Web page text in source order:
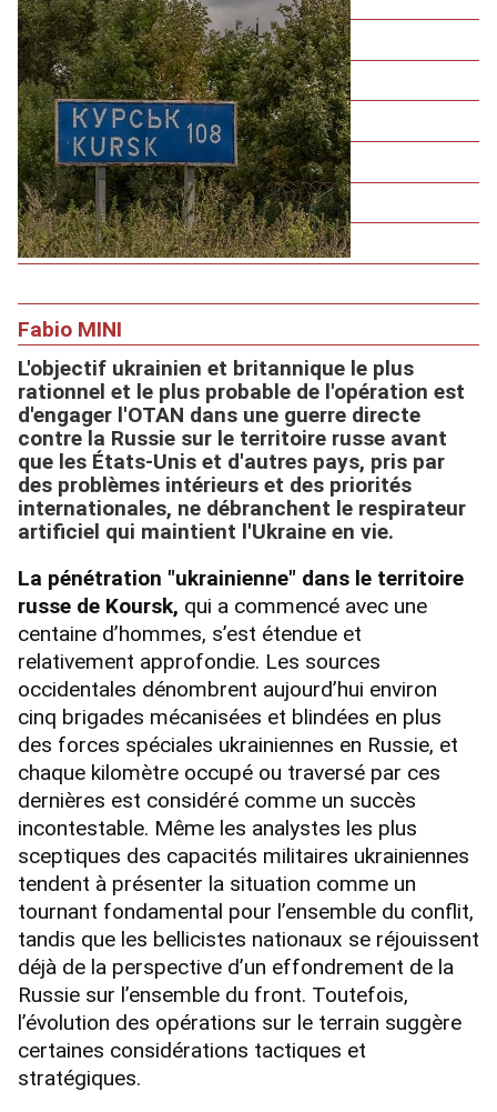
Fabio MINI
L'objectif ukrainien et britannique le plus
rationnel et le plus probable de l'opération est
d'engager l'OTAN dans une guerre directe
contre la Russie sur le territoire russe avant
que les États-Unis et d'autres pays, pris par
des problèmes intérieurs et des priorités
internationales, ne débranchent le respirateur
artificiel qui maintient l'Ukraine en vie.
La pénétration "ukrainienne" dans le territoire
russe de Koursk, qui a commencé avec une
centaine d’hommes, s’est étendue et
relativement approfondie. Les sources
occidentales dénombrent aujourd’hui environ
cinq brigades mécanisées et blindées en plus
des forces spéciales ukrainiennes en Russie, et
chaque kilomètre occupé ou traversé par ces
dernières est considéré comme un succès
incontestable. Même les analystes les plus
sceptiques des capacités militaires ukrainiennes
tendent à présenter la situation comme un
tournant fondamental pour l’ensemble du conflit,
tandis que les bellicistes nationaux se réjouissent
déjà de la perspective d’un effondrement de la
Russie sur l’ensemble du front. Toutefois,
l’évolution des opérations sur le terrain suggère
certaines considérations tactiques et
stratégiques.